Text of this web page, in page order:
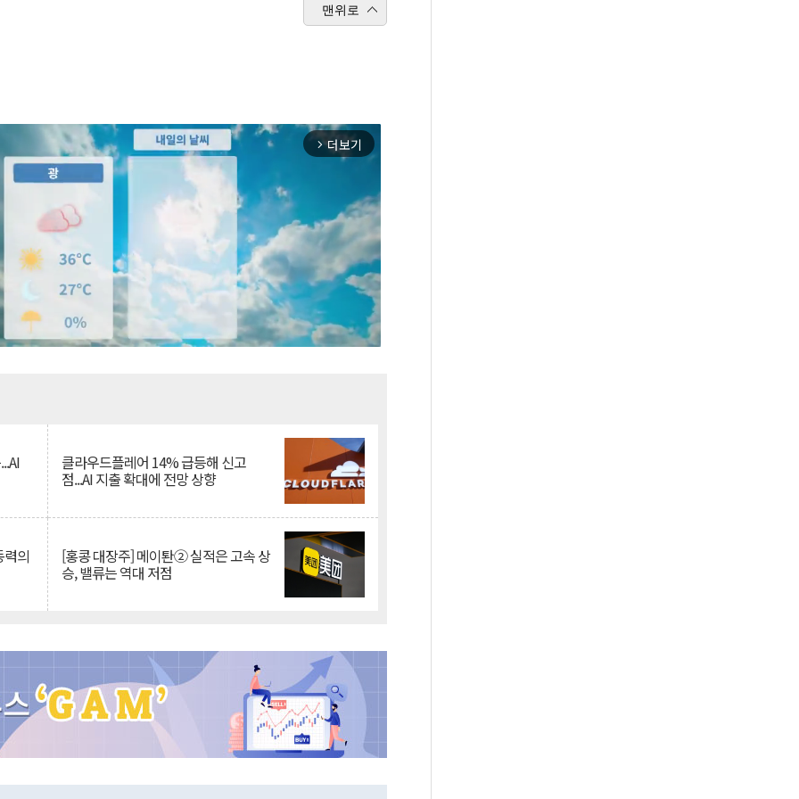
맨위로
arrow_forward_ios 더보기
클라우드플레어 14% 급등해 신고
점...AI 지출 확대에 전망 상향
의 [홍콩 대장주] 메이퇀② 실적은 고속 상
승, 밸류는 역대 저점